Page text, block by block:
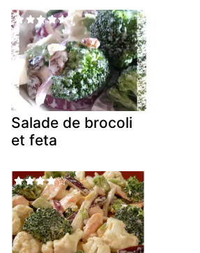
Salade de brocoli
et feta